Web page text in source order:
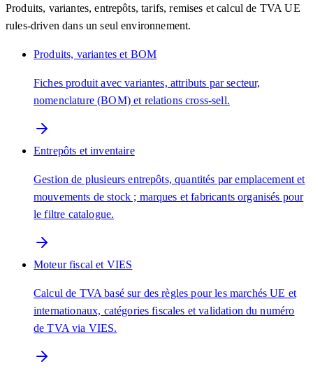
Produits, variantes, entrepôts, tarifs, remises et calcul de TVA UE
rules-driven dans un seul environnement.
Produits, variantes et BOM
Fiches produit avec variantes, attributs par secteur,
nomenclature (BOM) et relations cross-sell.
Entrepôts et inventaire
Gestion de plusieurs entrepôts, quantités par emplacement et
mouvements de stock ; marques et fabricants organisés pour
le filtre catalogue.
Moteur fiscal et VIES
Calcul de TVA basé sur des règles pour les marchés UE et
internationaux, catégories fiscales et validation du numéro
de TVA via VIES.